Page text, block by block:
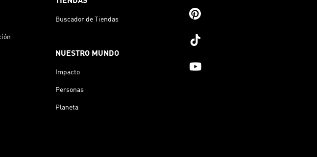
Buscador de Tiendas
NUESTRO MUNDO
Impacto
Personas
Planeta